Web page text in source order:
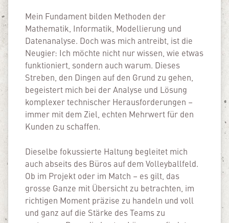
Mein Fundament bilden Methoden der
Mathematik, Informatik, Modellierung und
Datenanalyse. Doch was mich antreibt, ist die
Neugier: Ich möchte nicht nur wissen, wie etwas
funktioniert, sondern auch warum. Dieses
Streben, den Dingen auf den Grund zu gehen,
begeistert mich bei der Analyse und Lösung
komplexer technischer Herausforderungen –
immer mit dem Ziel, echten Mehrwert für den
Kunden zu schaffen.
Dieselbe fokussierte Haltung begleitet mich
auch abseits des Büros auf dem Volleyballfeld.
Ob im Projekt oder im Match – es gilt, das
grosse Ganze mit Übersicht zu betrachten, im
richtigen Moment präzise zu handeln und voll
und ganz auf die Stärke des Teams zu